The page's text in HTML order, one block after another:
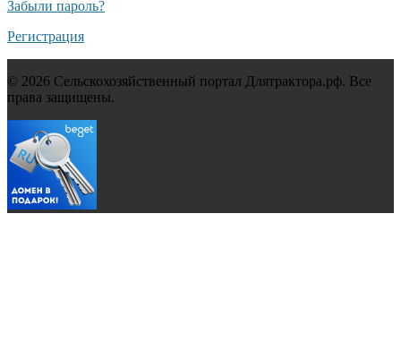
Забыли пароль?
Регистрация
© 2026 Сельскохозяйственный портал Длятрактора.рф. Все
права защищены.